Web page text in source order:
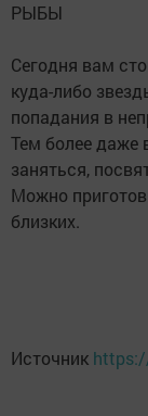
РЫБЫ
Сегодня вам
куда-либо
попадания в
Тем более даже
заняться,
Можно
близких.
Источник